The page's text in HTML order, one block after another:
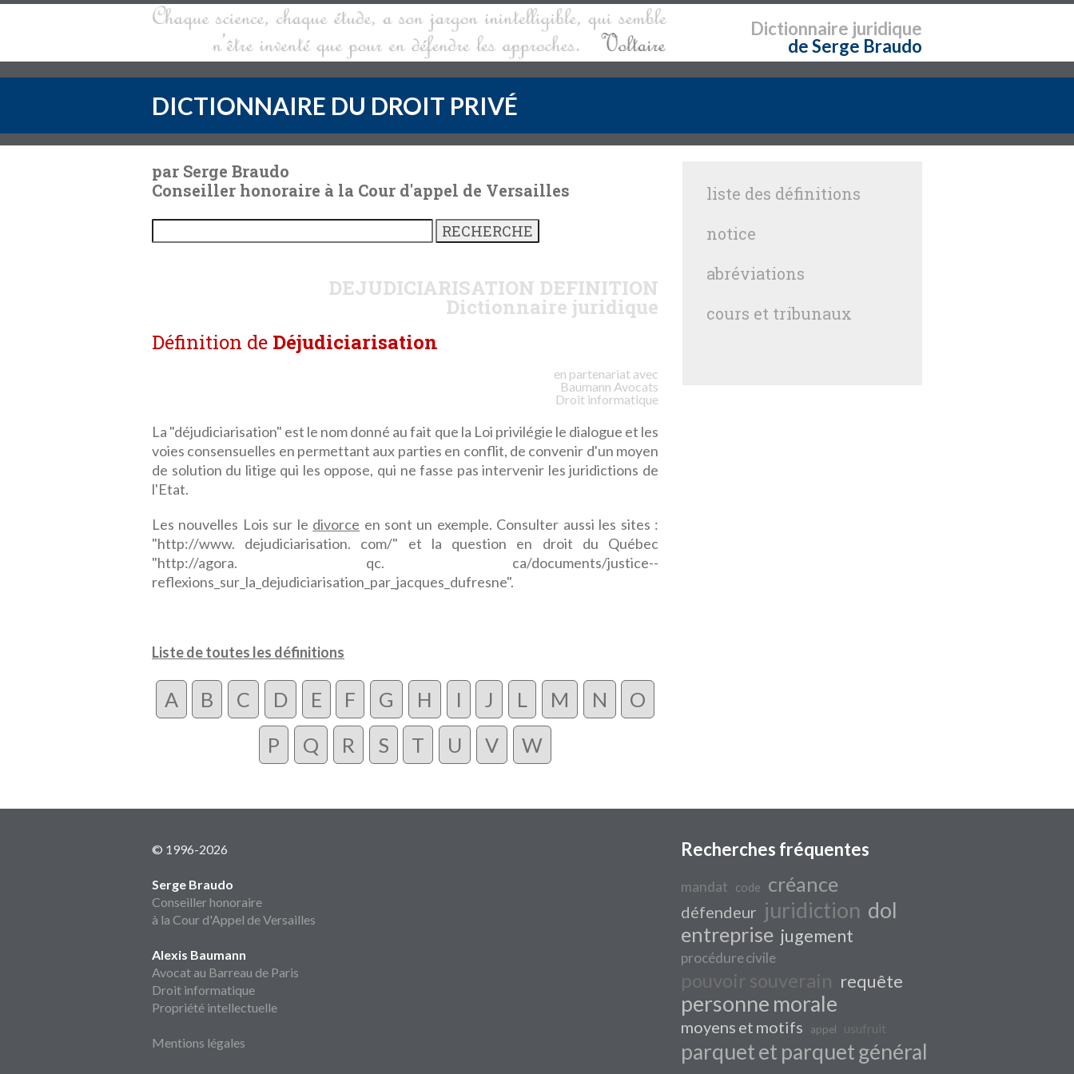
Dictionnaire juridique
de Serge Braudo
DICTIONNAIRE DU DROIT PRIVÉ
par Serge Braudo
Conseiller honoraire à la Cour d'appel de Versailles
DEJUDICIARISATION DEFINITION
Dictionnaire juridique
Définition de Déjudiciarisation
en partenariat avec
Baumann Avocats
Droit informatique
La "déjudiciarisation" est le nom donné au fait que la Loi privilégie le dialogue et les
voies consensuelles en permettant aux parties en conflit, de convenir d'un moyen
de solution du litige qui les oppose, qui ne fasse pas intervenir les juridictions de
l'Etat.
Les nouvelles Lois sur le divorce en sont un exemple. Consulter aussi les sites :
"http://www. dejudiciarisation. com/" et la question en droit du Québec
"http://agora. qc. ca/documents/justice--
reflexions_sur_la_dejudiciarisation_par_jacques_dufresne".
Liste de toutes les définitions
A B C D E F G H I J L M N
O
P
Q R S T U V W
liste des définitions
notice
abréviations
cours et tribunaux
© 1996-2026
Serge Braudo
Conseiller honoraire
à la Cour d'Appel de Versailles
Alexis Baumann
Avocat au Barreau de Paris
Droit informatique
Propriété intellectuelle
Mentions légales
Recherches fréquentes
mandat code créance
défendeur juridiction dol
entreprise jugement
procédure civile
pouvoir souverain requête
personne morale
moyens et motifs appel usufruit
parquet et parquet général